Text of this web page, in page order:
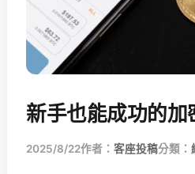
新手也能成功的
2025/8/22作者： 客座投稿分類：